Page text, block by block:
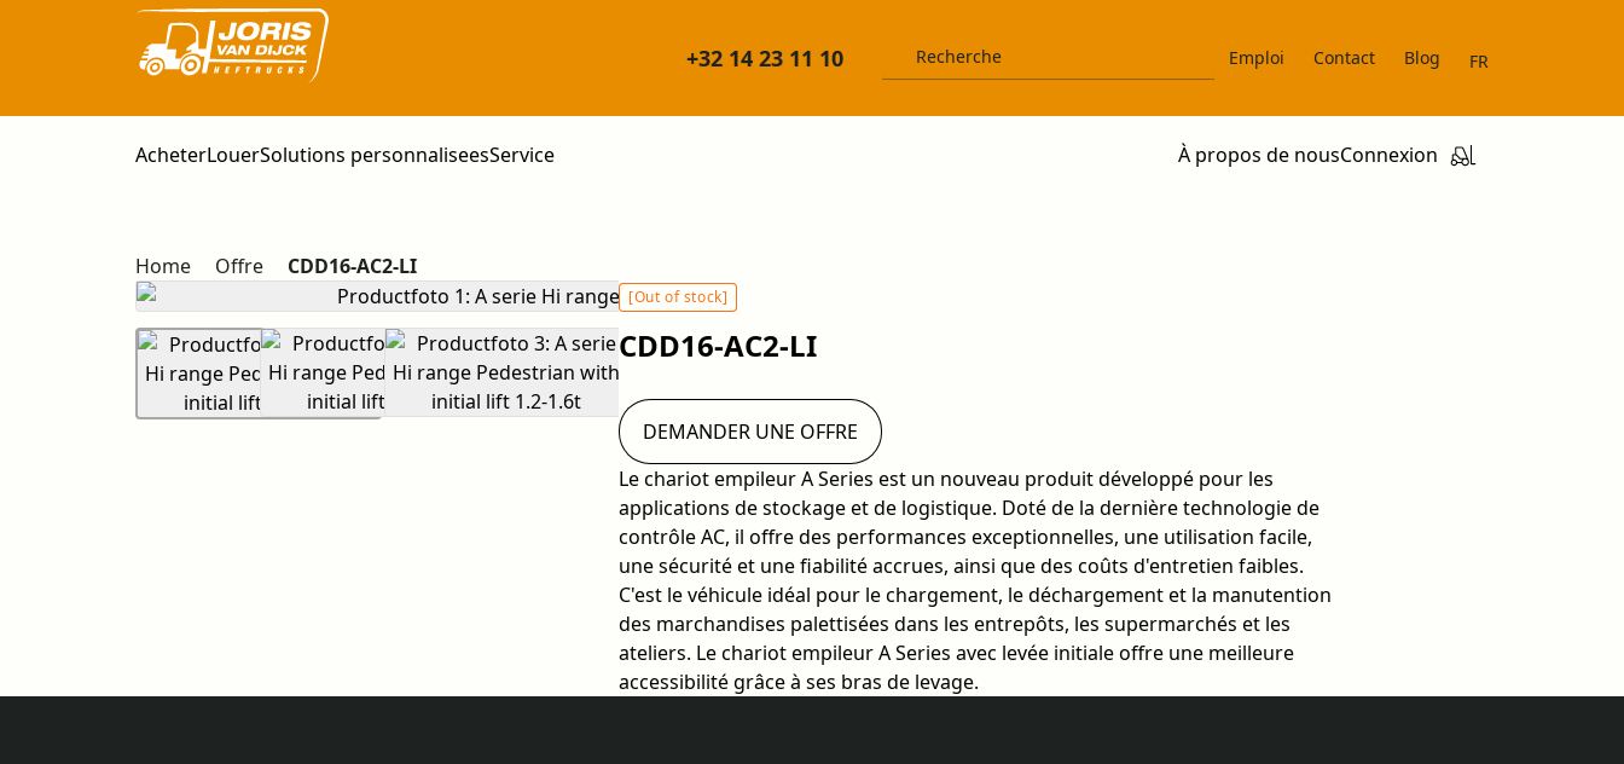
+32 14 23 11 10 Emploi Contact Blog FR
AcheterLouerSolutions personnaliseesService À propos de nousConnexion
Home Offre CDD16-AC2-LI
[Out of stock]
CDD16-AC2-LI
Le chariot empileur A Series est un nouveau produit développé pour les
applications de stockage et de logistique. Doté de la dernière technologie de
contrôle AC, il offre des performances exceptionnelles, une utilisation facile,
une sécurité et une fiabilité accrues, ainsi que des coûts d'entretien faibles.
C'est le véhicule idéal pour le chargement, le déchargement et la manutention
des marchandises palettisées dans les entrepôts, les supermarchés et les
ateliers. Le chariot empileur A Series avec levée initiale offre une meilleure
accessibilité grâce à ses bras de levage.
DEMANDER UNE OFFRE